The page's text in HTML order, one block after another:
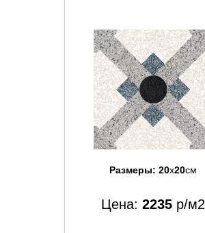
Размеры: 20x20см
Цена: 2235 р/м2